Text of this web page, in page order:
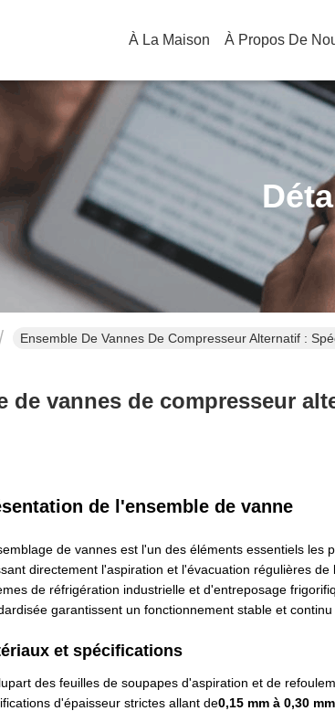
À La Maison À Propos De
Ensemble De Vannes De Compresseur Alternatif :
de vannes de compresseur
de l'ensemble de vanne
de vannes est l'un des éléments essentiels les
directement l'aspiration et l'évacuation régulières
de réfrigération industrielle et d'entreposage
garantissent un fonctionnement stable et
et spécifications
des feuilles de soupapes d'aspiration et de
d'épaisseur strictes allant de0,15 mm à 0,30 mm